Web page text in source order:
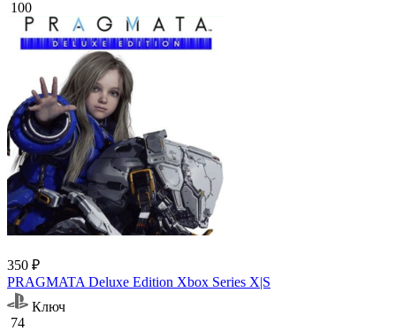
100
350 ₽
PRAGMATA Deluxe Edition Xbox Series X|S
Ключ
74